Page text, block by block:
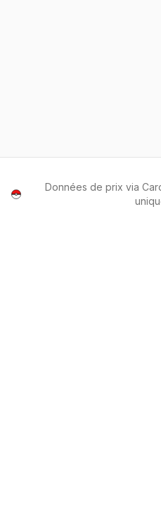
Données de prix via